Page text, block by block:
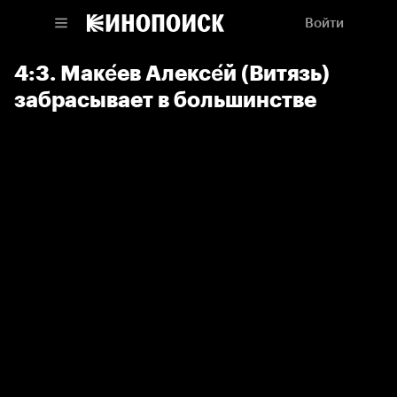
Войти
4:3. Маке́ев Алексе́й (Витязь)
забрасывает в большинстве